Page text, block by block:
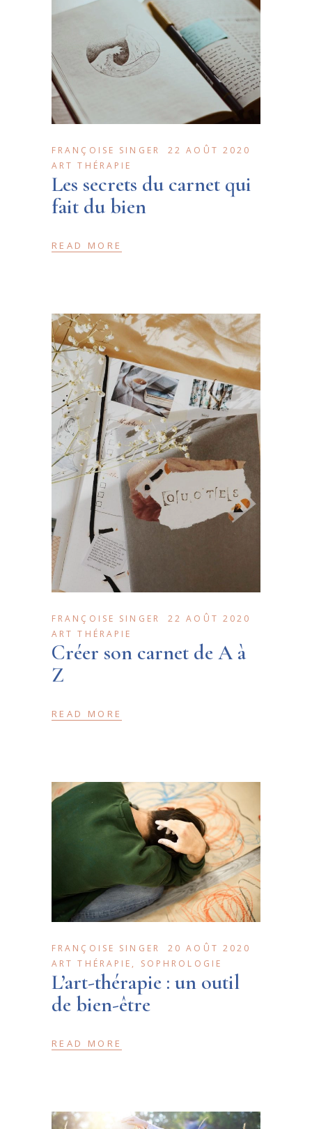
FRANÇOISE SINGER
22 AOÛT 2020
ART THÉRAPIE
Les secrets du carnet qui
fait du bien
READ MORE
FRANÇOISE SINGER
22 AOÛT 2020
ART THÉRAPIE
Créer son carnet de A à
Z
READ MORE
FRANÇOISE SINGER
20 AOÛT 2020
ART THÉRAPIE , SOPHROLOGIE
L’art-thérapie : un outil
de bien-être
READ MORE